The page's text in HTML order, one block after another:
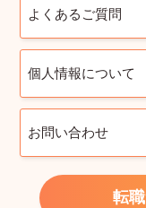
よくあるご質問
個人情報について
お問い合わせ
転